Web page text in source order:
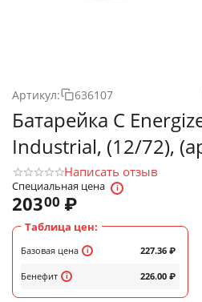
Артикул: 636107
Батарейка C
Industrial, (12/72),
Написать отзыв
Специальная цена
20300 ₽
Таблица цен:
Базовая цена
Бенефит
227.36 ₽
226.00 ₽